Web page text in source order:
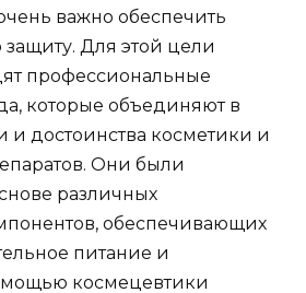
важно обеспечить
Для этой цели
профессиональные
которые объединяют в
и достоинства косметики и
Они были
различных
обеспечивающих
питание и
космецевтики